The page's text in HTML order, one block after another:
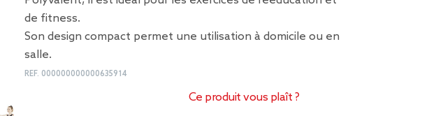
de fitness.
Son design compact permet une utilisation à domicile ou en
salle.
REF. 000000000000635914
Ce produit vous plaît ?